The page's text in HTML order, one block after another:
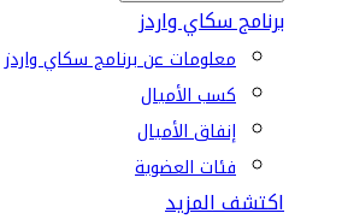
برنامج سكاي واردز
معلومات عن برنامج سكاي واردز
كسب الأميال
إنفاق الأميال
فئات العضوية
اكتشف المزيد